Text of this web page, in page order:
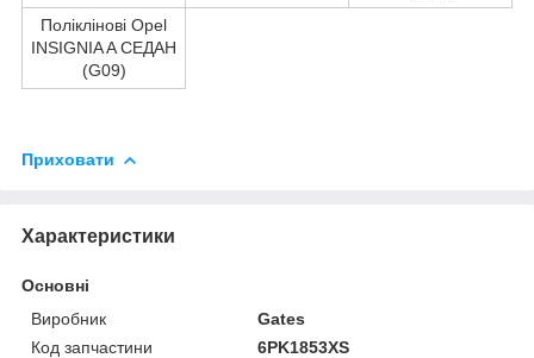
Поліклінові Opel
INSIGNIA A СЕДАН
(G09)
Приховати
Характеристики
Основні
Виробник
Gates
Код запчастини
6PK1853XS